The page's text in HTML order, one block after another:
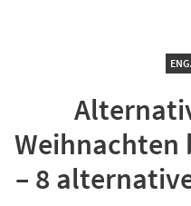
Weihnachten
– 8